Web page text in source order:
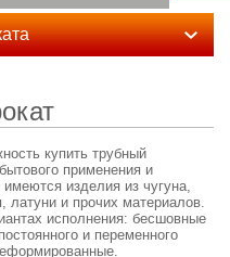
купить трубный
применения и
изделия из чугуна,
и прочих материалов.
исполнения: бесшовные
и переменного